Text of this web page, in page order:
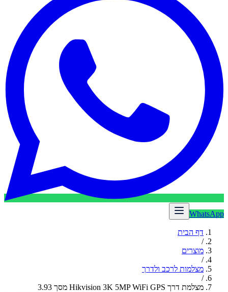
WhatsApp
דף הבית
/
מוצרים
/
מצלמות לרכב ולדרך
/
מצלמת דרך Hikvision 3K 5MP WiFi GPS מסך 3.93